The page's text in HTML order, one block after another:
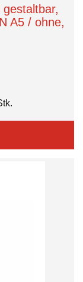
A5 / ohne,